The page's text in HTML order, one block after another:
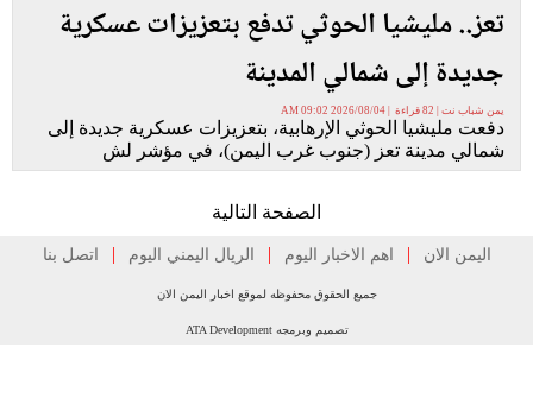
تعز.. مليشيا الحوثي تدفع بتعزيزات عسكرية
جديدة إلى شمالي المدينة
يمن شباب نت | 82 قراءة | 2026/08/04 09:02 AM
دفعت مليشيا الحوثي الإرهابية، بتعزيزات عسكرية جديدة إلى
شمالي مدينة تعز (جنوب غرب اليمن)، في مؤشر لش
الصفحة التالية
اليمن الان | اهم الاخبار اليوم | الريال اليمني اليوم | اتصل بنا
جميع الحقوق محفوظه لموقع اخبار اليمن الان
تصميم وبرمجه ATA Development